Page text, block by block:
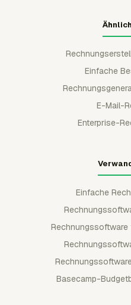
Einfache
E-Mail-
Enterprise-
Einfache
Rechnungssoftware
Basecamp-